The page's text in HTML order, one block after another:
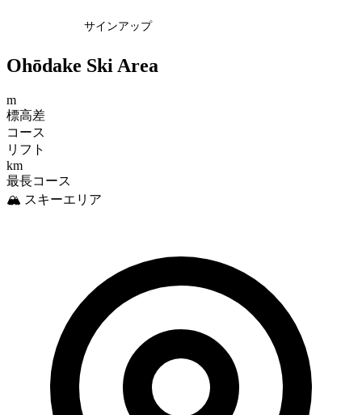
サインアップ
Ohōdake Ski Area
m
標高差
コース
リフト
km
最長コース
🏔️ スキーエリア